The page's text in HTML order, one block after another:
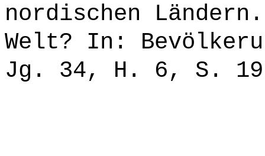
nordischen
Welt? In:
Jg. 34, H. 6, S.